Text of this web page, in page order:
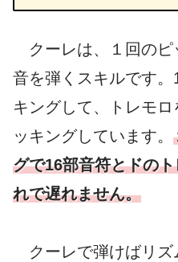
クーレは、１回のピ
音を弾くスキルです
キングして、トレモ
ッキングしています。
グで16部音符とドの
れで遅れません。
クーレで弾けばリズ